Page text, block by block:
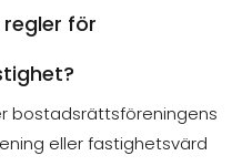
för
bostadsrättsföreningens
eller fastighetsvärd